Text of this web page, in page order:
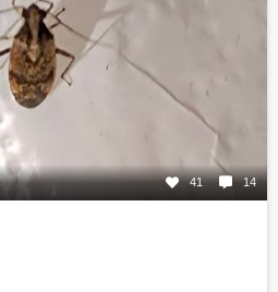
41 14